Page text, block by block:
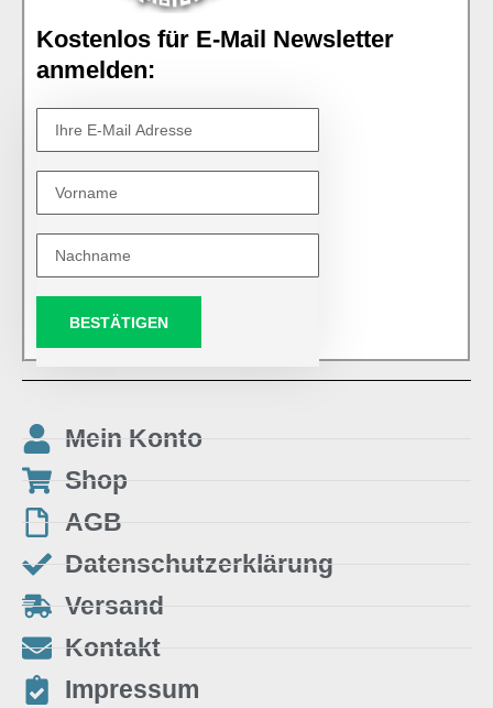
Kostenlos für E-Mail Newsletter
anmelden:
BESTÄTIGEN
Mein Konto
Shop
AGB
Datenschutzerklärung
Versand
Kontakt
Impressum